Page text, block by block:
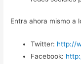
Entra ahora mismo a
Twitter: http://
Facebook: